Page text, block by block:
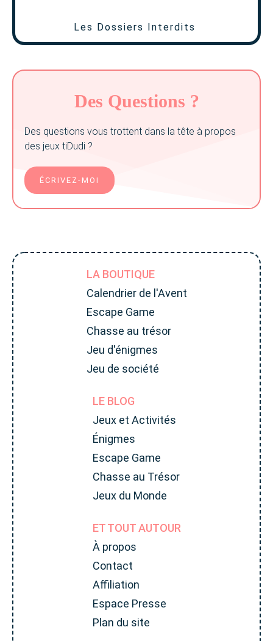
Les Dossiers Interdits
Des Questions ?
Des questions vous trottent dans la tête à propos
des jeux tiDudi ?
ÉCRIVEZ-MOI
LA BOUTIQUE
Calendrier de l'Avent
Escape Game
Chasse au trésor
Jeu d'énigmes
Jeu de société
LE BLOG
Jeux et Activités
Énigmes
Escape Game
Chasse au Trésor
Jeux du Monde
ET TOUT AUTOUR
À propos
Contact
Affiliation
Espace Presse
Plan du site